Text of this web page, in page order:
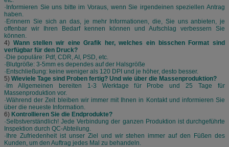
·Informieren Sie uns bitte im Voraus, wenn Sie irgendeinen speziellen Antrag
haben.
·Erinnern Sie sich an das, je mehr Informationen, die, Sie uns anbieten, je
offenbar wir Ihren Bedarf kennen können und Aufschlag verbessern Sie
können.
4) Wann stellen wir eine Grafik her, welches ein bisschen Format sind
verfügbar für den Druck?
·Die populäre: Pdf, CDR, AI, PSD, etc.
·Blutgröße: 3-5mm es dependes auf der Halsgröße
·Entschließung: keine weniger als 120 DPI und je höher, desto besser.
5) Wieviele Tage sind Proben fertig? Und wie über die Massenproduktion?
·Im Allgemeinen bereiten 1-3 Werktage für Probe und 25 Tage für
Massenproduktion vor.
·Während der Zeit bleiben wir immer mit Ihnen in Kontakt und informieren Sie
über die neueste Information.
6) Kontrollieren Sie die Endprodukte?
·Selbstverständlich! Jede Verbindung der ganzen Produktion ist durchgeführte
Inspektion durch QC-Abteilung.
·Ihre Zufriedenheit ist unser Ziel und wir stehen immer auf den Füßen des
Kunden, um den Auftrag jedes Mal zu behandeln.